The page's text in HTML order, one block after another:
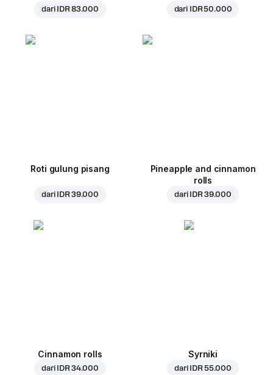
dari IDR 83.000 dari IDR 50.000
Roti gulung pisang
dari IDR 39.000
Pineapple and cinnamon
rolls
dari IDR 39.000
Cinnamon rolls
dari IDR 34.000
Syrniki
dari IDR 55.000